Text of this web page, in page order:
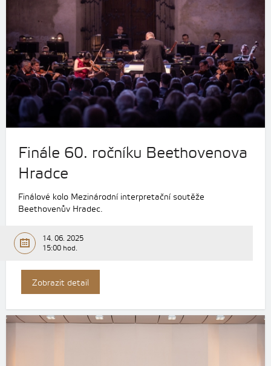
Finále 60. ročníku Beethovenova
Hradce
Finálové kolo Mezinárodní interpretační soutěže
Beethovenův Hradec.
14. 06. 2025
15:00 hod.
Zobrazit detail